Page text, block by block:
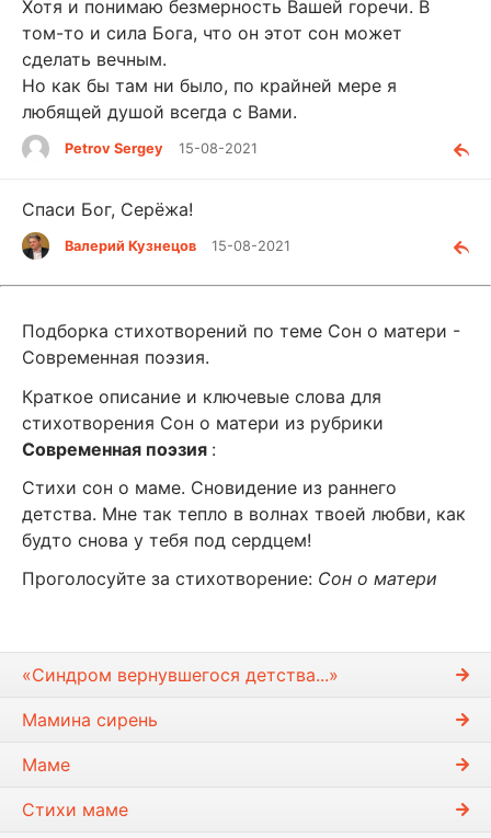
Хотя и понимаю безмерность Вашей горечи. В
том-то и сила Бога, что он этот сон может
сделать вечным.
Но как бы там ни было, по крайней мере я
любящей душой всегда с Вами.
Petrov Sergey 15-08-2021
Спаси Бог, Серёжа!
Валерий Кузнецов 15-08-2021
Подборка стихотворений по теме Сон о матери -
Современная поэзия.
Краткое описание и ключевые слова для
стихотворения Сон о матери из рубрики
Современная поэзия :
Стихи сон о маме. Сновидение из раннего
детства. Мне так тепло в волнах твоей любви, как
будто снова у тебя под сердцем!
Проголосуйте за стихотворение: Сон о матери
«Синдром вернувшегося детства...»
Мамина сирень
Маме
Стихи маме